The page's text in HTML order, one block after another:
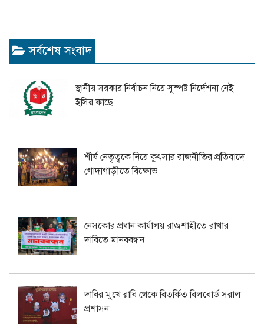
সর্বশেষ সংবাদ
স্থানীয় সরকার নির্বাচন নিয়ে সুস্পষ্ট নির্দেশনা নেই
ইসির কাছে
শীর্ষ নেতৃত্বকে নিয়ে কুৎসার রাজনীতির প্রতিবাদে
গোদাগাড়ীতে বিক্ষোভ
নেসকোর প্রধান কার্যালয় রাজশাহীতে রাখার
দাবিতে মানববন্ধন
দাবির মুখে রাবি থেকে বিতর্কিত বিলবোর্ড সরাল
প্রশাসন